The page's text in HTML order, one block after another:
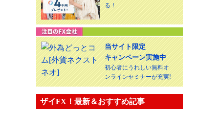
る！
当サイト限定
キャンペーン実施中
初心者にうれしい無料オ
ンラインセミナーが充実!
ザイFX！最新＆おすすめ記事